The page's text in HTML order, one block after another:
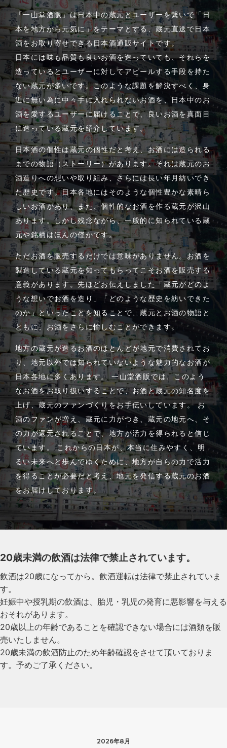
「一山堂酒販」は日本中の蔵元とユーザーを繋いで「日
本を地方から元気に」をテーマとする、蔵元直送で日本
酒をお取り寄せできる日本酒通販サイトです。
日本には味も品質も良いお酒を造っていても、それらを
造っているとユーザーに対してアピールする手段を持た
ない蔵元が多いです。このような課題を解決すべく、身
近に無い為に中々手に入れられないお酒を、日本中のお
酒を愛するユーザーに届けることで、良いお酒を真面目
に造っている蔵元を紹介しています。
日本酒の個性は蔵元の個性だと考え、お酒には造られる
までの物語（ストーリー）があります。それは蔵元のお
酒造りへの想いや取り組み、さらには長い年月紡いでき
た歴史です。日本各地にはそのような個性豊かな素晴ら
しいお酒があり、また、個性的なお酒を作る蔵元が沢山
あります。しかし残念ながら、一般的に知られている蔵
元や銘柄はほんの僅かです。
ただお酒を販売するだけでは意味がありません。お酒を
製造している蔵元を知ってもらってこそお酒を販売する
意義があります。先ほどお伝えしました「蔵元がどのよ
うな想いでお酒を造り」「どのような歴史を紡いできた
のか」といったことを知ることで、蔵元とお酒の物語と
ともに、お酒をさらに愉しむことができます。
地方の蔵元が造るお酒のほとんどが地元で消費されてお
り、地元以外では知られていないような魅力的なお酒が
日本各地に多くあります。 一山堂酒販では、このよう
なお酒をお取り扱いすることで、お酒と蔵元の知名度を
上げ、蔵元のファンづくりをお手伝いしています。 お
酒のファンが増え、蔵元に力がつき、蔵元の地元へ、そ
の力が還元されることで、地方が活力を得られると信じ
ています。 これからの日本が、本当に住みやすく、明
るい未来へと歩んでゆくために、地方が自らの力で活力
を得ることが必要だと考え、地元を発信する蔵元のお酒
をお届けしております。
20歳未満の飲酒は法律で禁止されています。
飲酒は20歳になってから。飲酒運転は法律で禁止されていま
す。
妊娠中や授乳期の飲酒は、胎児・乳児の発育に悪影響を与える
おそれがあります。
20歳以上の年齢であることを確認できない場合には酒類を販
売いたしません。
20歳未満の飲酒防止のため年齢確認をさせて頂いておりま
す。予めご了承ください。
2026年8月